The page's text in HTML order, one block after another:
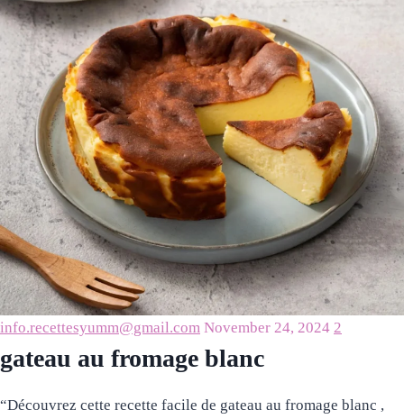
info.recettesyumm@gmail.com November 24, 2024 2
gateau au fromage blanc
“Découvrez cette recette facile de gateau au fromage blanc ,